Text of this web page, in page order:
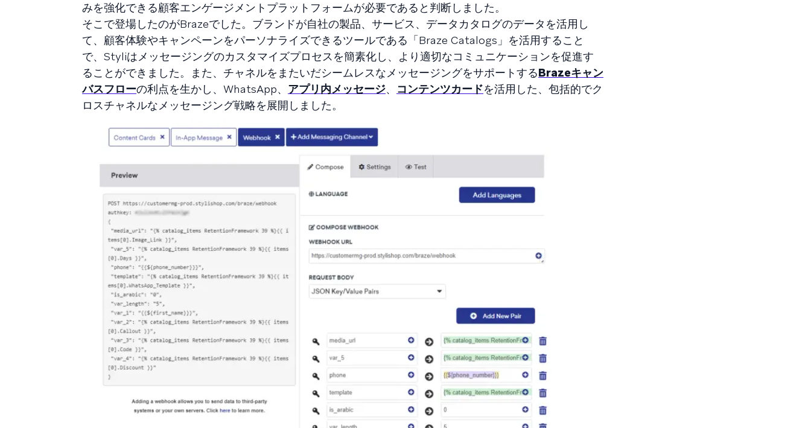
みを強化できる顧客エンゲージメントプラットフォームが必要であると判断しました。
そこで登場したのがBrazeでした。ブランドが自社の製品、サービス、データカタログのデータを活用し
て、顧客体験やキャンペーンをパーソナライズできるツールである「Braze Catalogs」を活用すること
で、Styliはメッセージングのカスタマイズプロセスを簡素化し、より適切なコミュニケーションを促進す
ることができました。また、チャネルをまたいだシームレスなメッセージングをサポートするBrazeキャン
バスフローの利点を生かし、WhatsApp、 アプリ内メッセージ、 コンテンツカードを活用した、包括的でク
ロスチャネルなメッセージング戦略を展開しました。